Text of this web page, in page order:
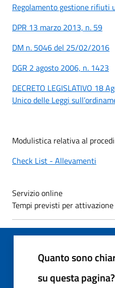
Regolamento gestione rifiuti
DPR 13 marzo 2013, n. 59
DM n. 5046 del 25/02/2016
DGR 2 agosto 2006, n. 1423
DECRETO LEGISLATIVO 18
Unico delle Leggi
Modulistica relativa al
Check List - Allevamenti
Servizio online
Tempi previsti per
Quanto sono
su questa pagina?